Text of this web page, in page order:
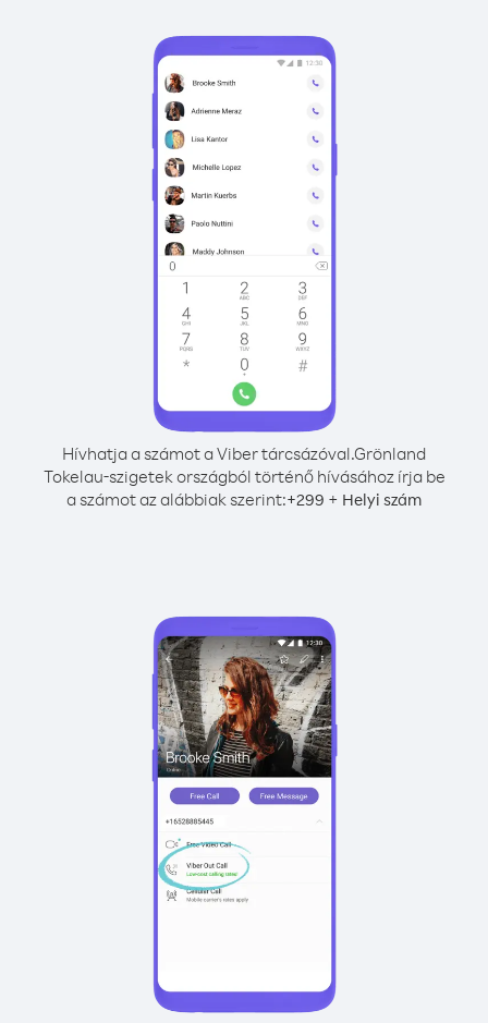
Hívhatja a számot a Viber tárcsázóval.Grönland
Tokelau-szigetek országból történő hívásához írja be
a számot az alábbiak szerint:+299 + Helyi szám